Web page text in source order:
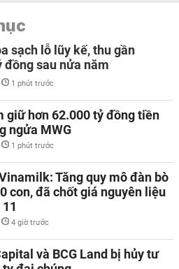
sạch lỗ lũy kế, thu gần
đồng sau nửa năm
1 phút trước
giữ hơn 62.000 tỷ đồng tiền
ngửa MWG
1 phút trước
Tăng quy mô đàn bò
con, đã chốt giá nguyên liệu
4 giờ trước
và BCG Land bị hủy tư